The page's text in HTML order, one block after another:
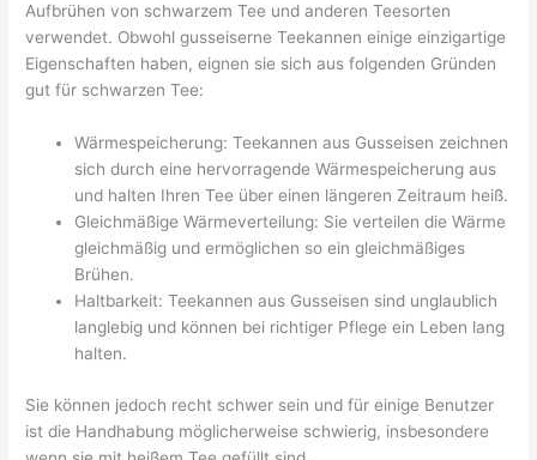
Aufbrühen von schwarzem Tee und anderen Teesorten
verwendet. Obwohl gusseiserne Teekannen einige einzigartige
Eigenschaften haben, eignen sie sich aus folgenden Gründen
gut für schwarzen Tee:
Wärmespeicherung: Teekannen aus Gusseisen zeichnen
sich durch eine hervorragende Wärmespeicherung aus
und halten Ihren Tee über einen längeren Zeitraum heiß.
Gleichmäßige Wärmeverteilung: Sie verteilen die Wärme
gleichmäßig und ermöglichen so ein gleichmäßiges
Brühen.
Haltbarkeit: Teekannen aus Gusseisen sind unglaublich
langlebig und können bei richtiger Pflege ein Leben lang
halten.
Sie können jedoch recht schwer sein und für einige Benutzer
ist die Handhabung möglicherweise schwierig, insbesondere